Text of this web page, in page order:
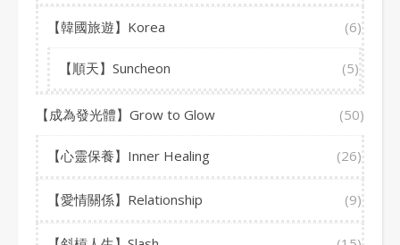
【韓國旅遊】Korea (6)
【順天】Suncheon (5)
【成為發光體】Grow to Glow (50)
【心靈保養】Inner Healing (26)
【愛情關係】Relationship (9)